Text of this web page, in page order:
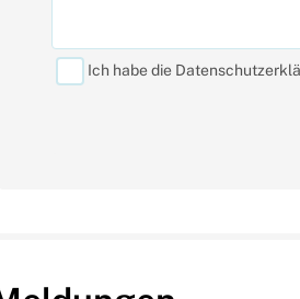
Ich habe die